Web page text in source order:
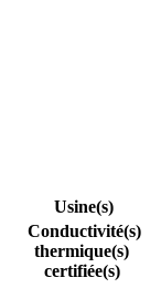
Usine(s)
Conductivité(s)
thermique(s)
certifiée(s)